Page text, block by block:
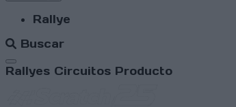
Rallye
Buscar
Abrir menú
Rallyes Circuitos Producto